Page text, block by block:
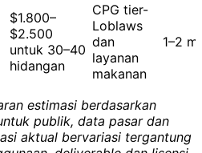
$1.800–
$2.500
untuk 30–40
hidangan
CPG tier-
Loblaws
dan
layanan
makanan
1–2
estimasi berdasarkan
publik, data pasar dan
aktual bervariasi tergantung